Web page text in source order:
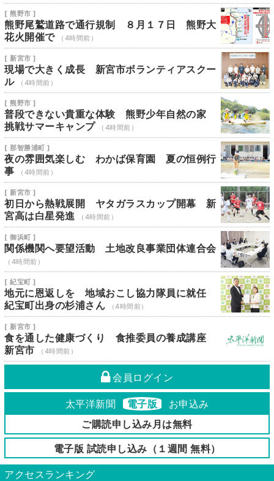
[ 熊野市 ]
熊野尾鷲道路で通行規制 ８月１７日 熊野大
花火開催で
（4時間前）
[ 新宮市 ]
現場で大きく成長 新宮市ボランティアスクー
ル
（4時間前）
[ 熊野市 ]
普段できない貴重な体験 熊野少年自然の家
挑戦サマーキャンプ
（4時間前）
[ 那智勝浦町 ]
夜の雰囲気楽しむ わかば保育園 夏の恒例行
事
（4時間前）
[ 新宮市 ]
初日から熱戦展開 ヤタガラスカップ開幕 新
宮高は白星発進
（4時間前）
[ 御浜町 ]
関係機関へ要望活動 土地改良事業団体連合会
（4時間前）
[ 紀宝町 ]
地元に恩返しを 地域おこし協力隊員に就任
紀宝町出身の杉浦さん
（4時間前）
[ 新宮市 ]
食を通した健康づくり 食推委員の養成講座
新宮市
（4時間前）
会員ログイン
太平洋新聞 電子版
お申込み
ご購読申し込み月は無料
電子版 試読申し込み（１週間 無料）
アクセスランキング